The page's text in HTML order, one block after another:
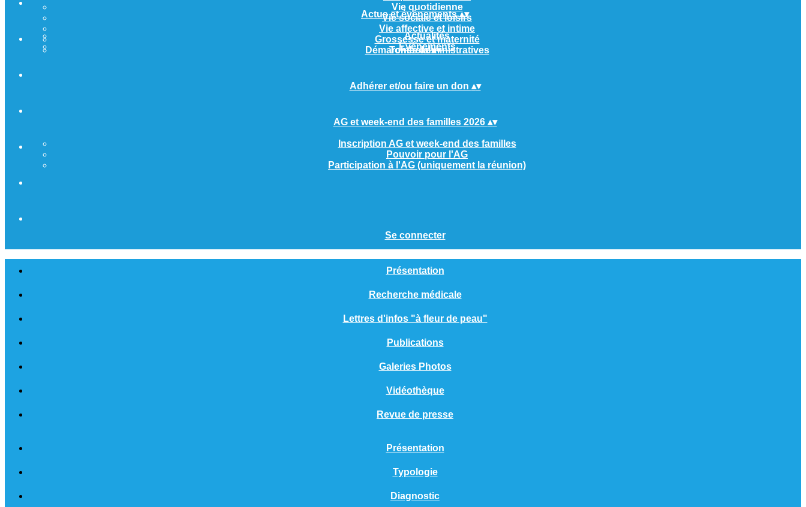
Vie quotidienne
Vie sociale et loisirs
Vie affective et intime
Grossesse et maternité
Démarches administratives
Actus et événements▴▾
Actualités
Evènements
Tombola▴▾
Adhérer et/ou faire un don ▴▾
AG et week-end des familles 2026 ▴▾
Inscription AG et week-end des familles
Pouvoir pour l'AG
Participation à l'AG (uniquement la réunion)
Se connecter
Présentation
Recherche médicale
Lettres d'infos "à fleur de peau"
Publications
Galeries Photos
Vidéothèque
Revue de presse
Présentation
Typologie
Diagnostic